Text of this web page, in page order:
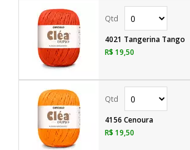
4021 Tangerina Tango
R$ 19,50
4156 Cenoura
R$ 19,50